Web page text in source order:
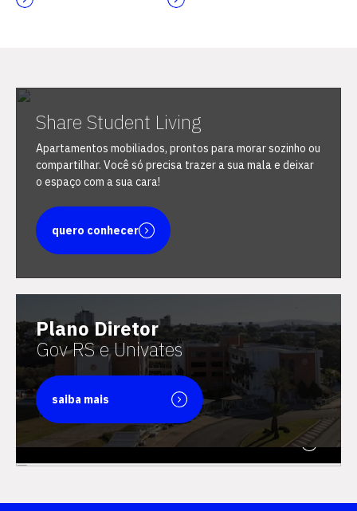
Share Student Living
Apartamentos mobiliados, prontos para morar sozinho ou
compartilhar. Você só precisa trazer a sua mala e deixar
o espaço com a sua cara!
quero conhecer
Plano Diretor
Gov RS e Univates
saiba mais
Escolha a vaga que você
quer concorrer:
vagas para início de curso
vagas a partir do 2º ano de curso